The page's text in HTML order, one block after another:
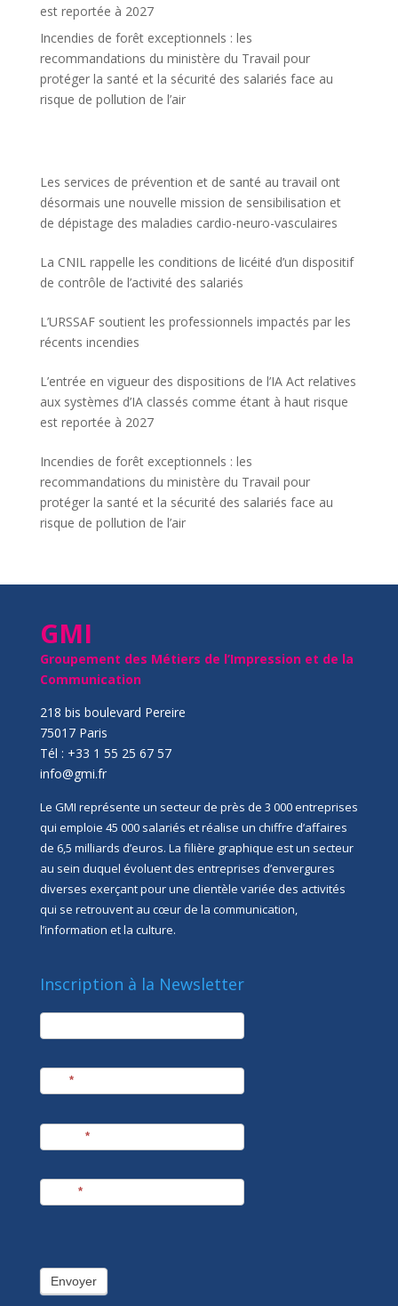
est reportée à 2027
Incendies de forêt exceptionnels : les
recommandations du ministère du Travail pour
protéger la santé et la sécurité des salariés face au
risque de pollution de l’air
Les services de prévention et de santé au travail ont
désormais une nouvelle mission de sensibilisation et
de dépistage des maladies cardio-neuro-vasculaires
La CNIL rappelle les conditions de licéité d’un dispositif
de contrôle de l’activité des salariés
L’URSSAF soutient les professionnels impactés par les
récents incendies
L’entrée en vigueur des dispositions de l’IA Act relatives
aux systèmes d’IA classés comme étant à haut risque
est reportée à 2027
Incendies de forêt exceptionnels : les
recommandations du ministère du Travail pour
protéger la santé et la sécurité des salariés face au
risque de pollution de l’air
GMI
Groupement des Métiers de l’Impression et de la
Communication
218 bis boulevard Pereire
75017 Paris
Tél : +33 1 55 25 67 57
info@gmi.fr
Le GMI représente un secteur de près de 3 000 entreprises
qui emploie 45 000 salariés et réalise un chiffre d’affaires
de 6,5 milliards d’euros. La filière graphique est un secteur
au sein duquel évoluent des entreprises d’envergures
diverses exerçant pour une clientèle variée des activités
qui se retrouvent au cœur de la communication,
l’information et la culture.
Inscription à la Newsletter
newsletter
*
*
*
Envoyer